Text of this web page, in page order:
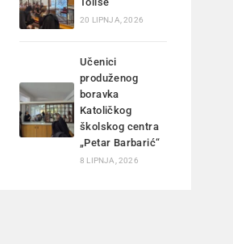
20 LIPNJA, 2026
Učenici
produženog
boravka
Katoličkog
školskog centra
„Petar Barbarić“
8 LIPNJA, 2026